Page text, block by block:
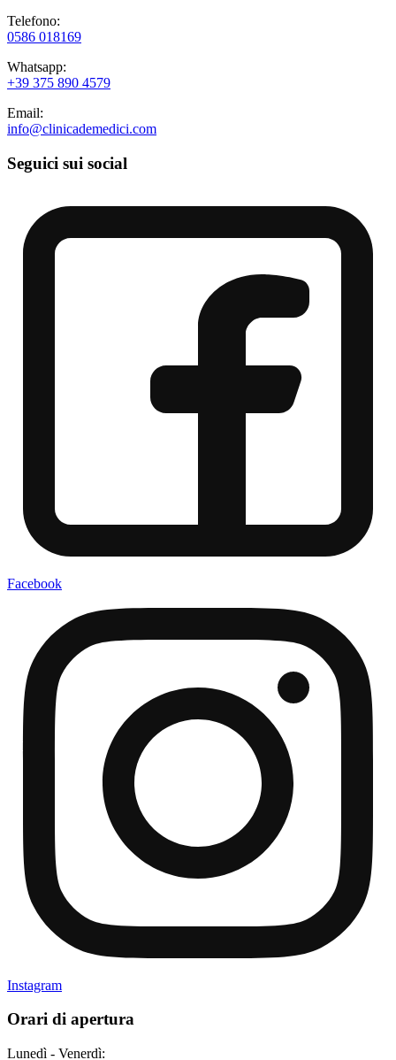
Telefono:
0586 018169
Whatsapp:
+39 375 890 4579
Email:
info@clinicademedici.com
Seguici sui social
Facebook
Instagram
Orari di apertura
Lunedì - Venerdì: